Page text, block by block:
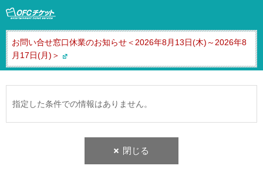
お問い合せ窓口休業のお知らせ＜2026年8月13日(木)～2026年8
月17日(月)＞
指定した条件での情報はありません。
閉じる